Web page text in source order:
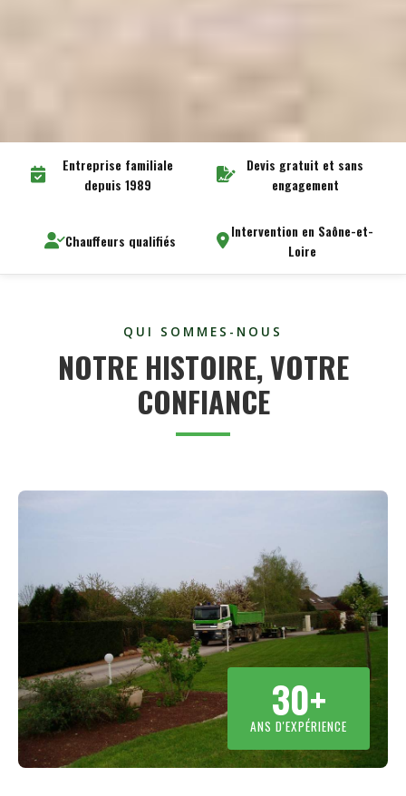
Entreprise familiale
depuis 1989
Devis gratuit et sans
engagement
Chauffeurs qualifiés
Intervention en Saône-et-
Loire
QUI SOMMES-NOUS
NOTRE HISTOIRE, VOTRE
CONFIANCE
30+
ANS D'EXPÉRIENCE